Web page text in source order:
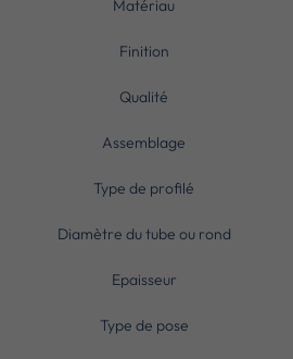
Matériau
Finition
Qualité
Assemblage
Type de profilé
Diamètre du tube ou rond
Epaisseur
Type de pose